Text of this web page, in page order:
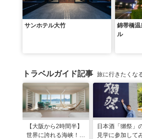
サンホテル大竹
錦帯橋
ル
トラベルガイド記事 旅に行きたくな
【大阪から2時間半】
世界に誇れる海峡！
日本酒「獺祭」
見学に参加して